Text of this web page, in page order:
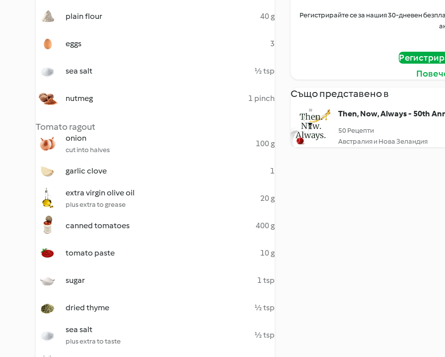
plain flour 40 g
eggs 3
sea salt ½ tsp
nutmeg 1 pinch
Tomato ragout
onion
cut into halves
100 g
garlic clove 1
extra virgin olive oil
plus extra to grease
20 g
canned tomatoes 400 g
tomato paste 10 g
sugar 1 tsp
dried thyme ½ tsp
sea salt
plus extra to taste
½ tsp
Регистрирайте се за нашия 30-дневен
Също представено в
Then, Now, Always - 50th
50 Рецепти
Австралия и Нова Зеландия